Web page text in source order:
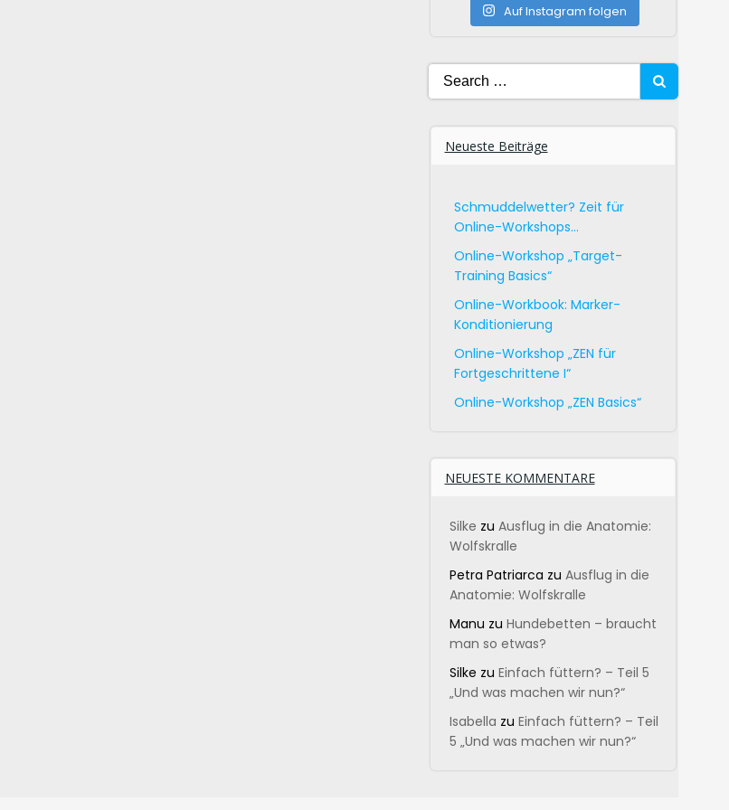
Auf Instagram folgen
Search
for:
Neueste Beiträge
Schmuddelwetter? Zeit für
Online-Workshops…
Online-Workshop „Target-
Training Basics“
Online-Workbook: Marker-
Konditionierung
Online-Workshop „ZEN für
Fortgeschrittene I“
Online-Workshop „ZEN Basics“
NEUESTE KOMMENTARE
Silke zu Ausflug in die Anatomie:
Wolfskralle
Petra Patriarca zu Ausflug in die
Anatomie: Wolfskralle
Manu zu Hundebetten – braucht
man so etwas?
Silke zu Einfach füttern? – Teil 5
„Und was machen wir nun?“
Isabella zu Einfach füttern? – Teil
5 „Und was machen wir nun?“